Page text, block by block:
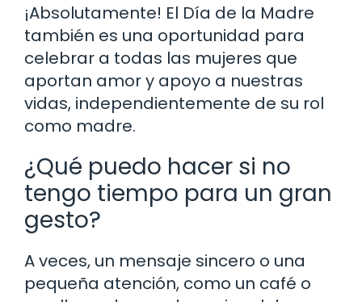
¡Absolutamente! El Día de la Madre
también es una oportunidad para
celebrar a todas las mujeres que
aportan amor y apoyo a nuestras
vidas, independientemente de su rol
como madre.
¿Qué puedo hacer si no
tengo tiempo para un gran
gesto?
A veces, un mensaje sincero o una
pequeña atención, como un café o